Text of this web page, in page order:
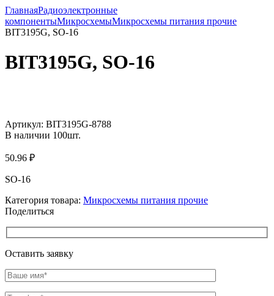
ГлавнаяРадиоэлектронные
компонентыМикросхемыМикросхемы питания прочие
BIT3195G, SO-16
BIT3195G, SO-16
Артикул: BIT3195G-8788
В наличии 100шт.
50.96 ₽
SO-16
Категория товара: Микросхемы питания прочие
Поделиться
Оставить заявку